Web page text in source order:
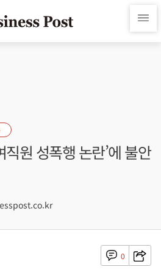
직원 성폭행 논란’에 불안
0